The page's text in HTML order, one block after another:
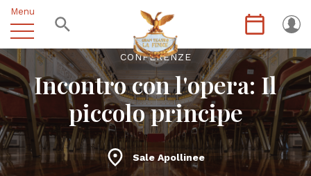
Menu
CONFERENZE
Incontro con l'opera: Il
piccolo principe
Sale Apollinee